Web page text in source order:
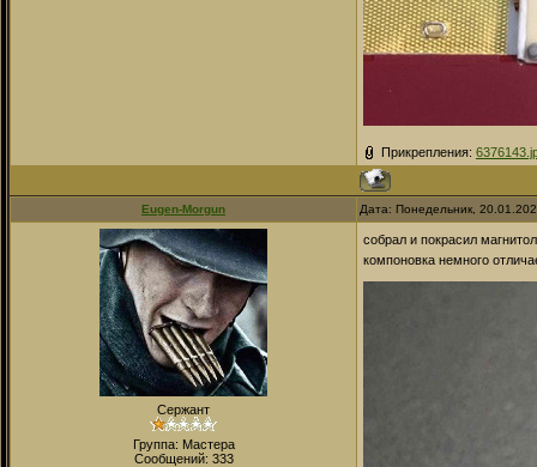
Прикрепления:
Eugen-Morgun Дата: Понедельник,
Сержант
Группа: Мастера
Сообщений: 333
собрал и покрасил
компоновка немного